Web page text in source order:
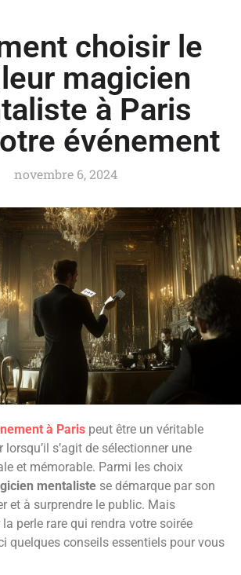
choisir le
magicien
à Paris
événement
novembre 6, 2024
à Paris peut être un véritable
s’agit de sélectionner une
et mémorable. Parmi les choix
mentaliste se démarque par son
et à surprendre le public. Mais
perle rare qui rendra votre soirée
quelques conseils essentiels pour vous